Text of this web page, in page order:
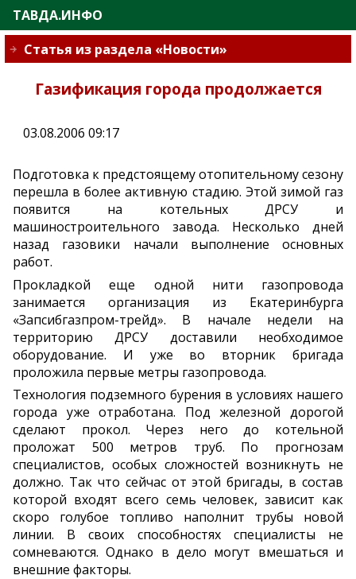
ТАВДА.ИНФО
Статья из раздела «Новости»
Газификация города продолжается
03.08.2006 09:17
Подготовка к предстоящему отопительному сезону
перешла в более активную стадию. Этой зимой газ
появится на котельных ДРСУ и
машиностроительного завода. Несколько дней
назад газовики начали выполнение основных
работ.
Прокладкой еще одной нити газопровода
занимается организация из Екатеринбурга
«Запсибгазпром-трейд». В начале недели на
территорию ДРСУ доставили необходимое
оборудование. И уже во вторник бригада
проложила первые метры газопровода.
Технология подземного бурения в условиях нашего
города уже отработана. Под железной дорогой
сделают прокол. Через него до котельной
проложат 500 метров труб. По прогнозам
специалистов, особых сложностей возникнуть не
должно. Так что сейчас от этой бригады, в состав
которой входят всего семь человек, зависит как
скоро голубое топливо наполнит трубы новой
линии. В своих способностях специалисты не
сомневаются. Однако в дело могут вмешаться и
внешние факторы.